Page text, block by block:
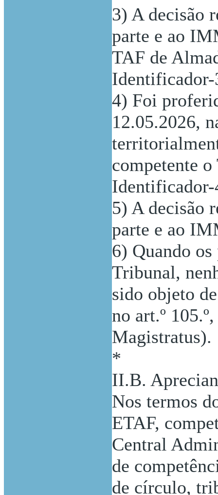
3) A decisão
parte e ao
TAF de
4) Foi
12.05.2026,
competente
5) A decisão
parte e ao
6) Quando os
Tribunal,
sido objeto
no art.º
Magistratus).
*
II.B.
Nos termos
ETAF,
Central
de
de círculo,